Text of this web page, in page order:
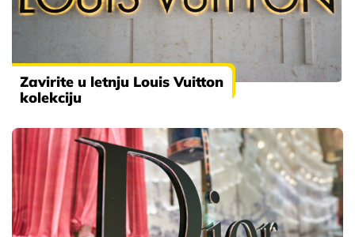
Zavirite u letnju Louis Vuitton
kolekciju